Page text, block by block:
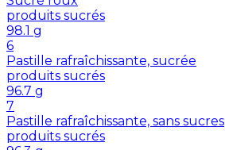
produits sucrés
98.1 g
6
Pastille rafraîchissante, sucrée
produits sucrés
96.7 g
7
Pastille rafraîchissante, sans sucres
produits sucrés